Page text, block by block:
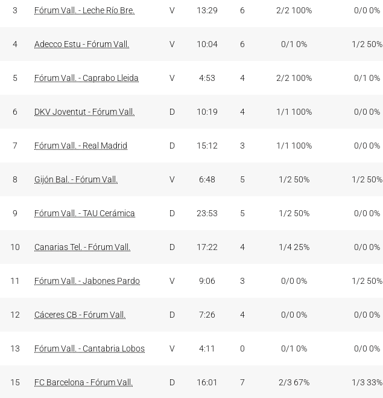
3 Fórum Vall. - Leche Río Bre. V 13:29 6 2/2 100% 0/0 0%
4 Adecco Estu - Fórum Vall. V 10:04 6 0/1 0% 1/2 50%
5 Fórum Vall. - Caprabo Lleida V 4:53 4 2/2 100% 0/1 0%
6 DKV Joventut - Fórum Vall. D 10:19 4 1/1 100% 0/0 0%
7 Fórum Vall. - Real Madrid D 15:12 3 1/1 100% 0/0 0%
8 Gijón Bal. - Fórum Vall. V 6:48 5 1/2 50% 1/2 50%
9 Fórum Vall. - TAU Cerámica D 23:53 5 1/2 50% 0/0 0%
10 Canarias Tel. - Fórum Vall. D 17:22 4 1/4 25% 0/0 0%
11 Fórum Vall. - Jabones Pardo V 9:06 3 0/0 0% 1/2 50%
12 Cáceres CB - Fórum Vall. D 7:26 4 0/0 0% 0/0 0%
13 Fórum Vall. - Cantabria Lobos V 4:11 0 0/1 0% 0/0 0%
15 FC Barcelona - Fórum Vall. D 16:01 7 2/3 67% 1/3 33%